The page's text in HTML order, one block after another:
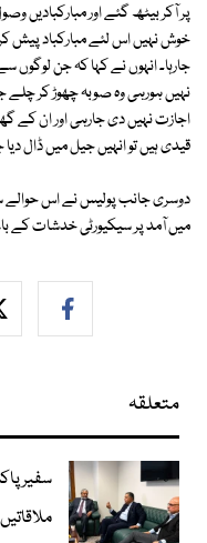
پر آکر بیٹھ گئے اور مبارکبادیں
خوش نہیں اس لئے مبارکباد پیش
جارہا۔ انہوں نے کہا کہ جن
نہیں ہورہی وہ صوبہ چھوڑ کر چلے
اجازت نہیں دی جارہی اور ان کے
قیدی ہیں تو انہیں جیل میں ڈال دیا
دوسری جانب پولیس نے اس حوالے
میں آمد پر سیکیورٹی خدشات کے
متعلقہ
سفیر